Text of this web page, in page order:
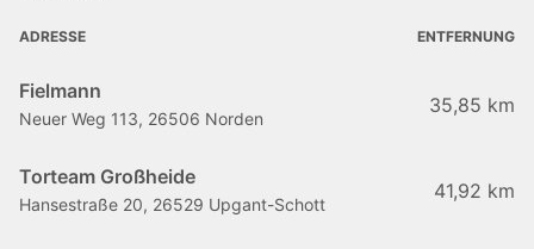
ADRESSE ENTFERNUNG
Fielmann
Neuer Weg 113, 26506 Norden
35,85 km
Torteam Großheide
Hansestraße 20, 26529 Upgant-Schott
41,92 km